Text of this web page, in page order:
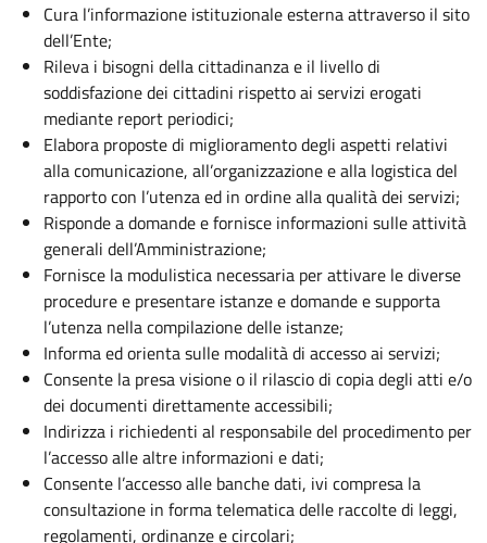
Cura l’informazione istituzionale esterna attraverso il sito
dell’Ente;
Rileva i bisogni della cittadinanza e il livello di
soddisfazione dei cittadini rispetto ai servizi erogati
mediante report periodici;
Elabora proposte di miglioramento degli aspetti relativi
alla comunicazione, all’organizzazione e alla logistica del
rapporto con l’utenza ed in ordine alla qualità dei servizi;
Risponde a domande e fornisce informazioni sulle attività
generali dell’Amministrazione;
Fornisce la modulistica necessaria per attivare le diverse
procedure e presentare istanze e domande e supporta
l’utenza nella compilazione delle istanze;
Informa ed orienta sulle modalità di accesso ai servizi;
Consente la presa visione o il rilascio di copia degli atti e/o
dei documenti direttamente accessibili;
Indirizza i richiedenti al responsabile del procedimento per
l’accesso alle altre informazioni e dati;
Consente l’accesso alle banche dati, ivi compresa la
consultazione in forma telematica delle raccolte di leggi,
regolamenti, ordinanze e circolari;